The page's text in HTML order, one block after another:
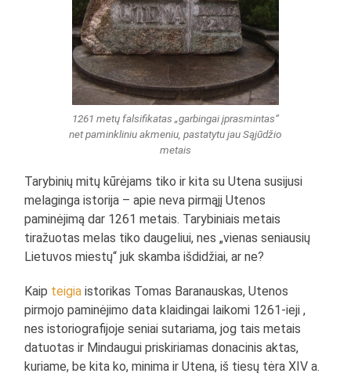
1261 metų falsifikatas „garbingai įprasmintas“
net paminkliniu akmeniu, pastatytu jau Sąjūdžio
metais
Tarybinių mitų kūrėjams tiko ir kita su Utena susijusi
melaginga istorija – apie neva pirmąjį Utenos
paminėjimą dar 1261 metais. Tarybiniais metais
tiražuotas melas tiko daugeliui, nes „vienas seniausių
Lietuvos miestų“ juk skamba išdidžiai, ar ne?
Kaip teigia istorikas Tomas Baranauskas, Utenos
pirmojo paminėjimo data klaidingai laikomi 1261-ieji ,
nes istoriografijoje seniai sutariama, jog tais metais
datuotas ir Mindaugui priskiriamas donacinis aktas,
kuriame, be kita ko, minima ir Utena, iš tiesų tėra XIV a.